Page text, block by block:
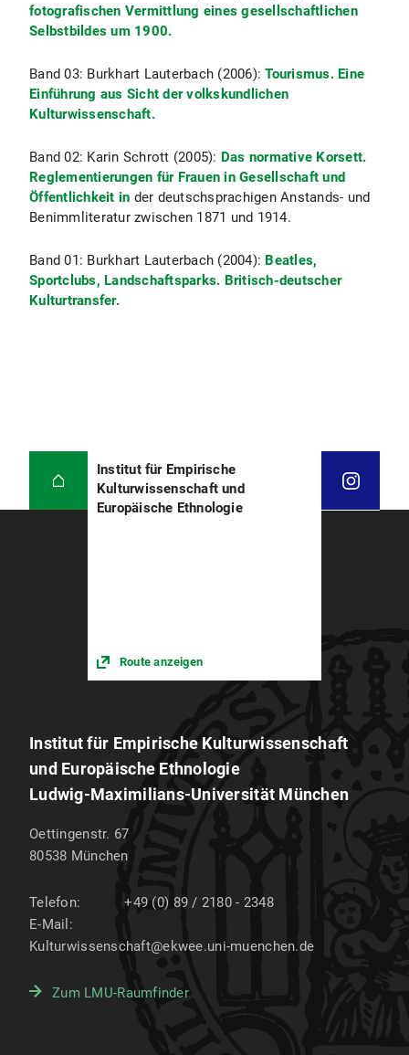
fotografischen Vermittlung eines gesellschaftlichen
Selbstbildes um 1900.
Band 03: Burkhart Lauterbach (2006):Tourismus. Eine
Einführung aus Sicht der volkskundlichen
Kulturwissenschaft.
Band 02: Karin Schrott (2005): Das normative Korsett.
Reglementierungen für Frauen in Gesellschaft und
Öffentlichkeit in der deutschsprachigen Anstands- und
Benimmliteratur zwischen 1871 und 1914.
Band 01: Burkhart Lauterbach (2004): Beatles,
Sportclubs, Landschaftsparks. Britisch-deutscher
Kulturtransfer.
Institut für Empirische
Kulturwissenschaft und
Europäische Ethnologie
Route anzeigen
Institut für Empirische Kulturwissenschaft
und Europäische Ethnologie
Ludwig-Maximilians-Universität München
Oettingenstr. 67
80538 München
Telefon:
+49 (0) 89 / 2180 - 2348
E-Mail:
Kulturwissenschaft@ekwee.uni-muenchen.de
Zum LMU-Raumfinder